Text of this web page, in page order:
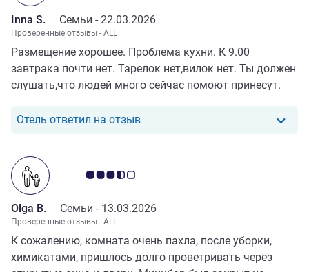
Inna S. Семьи - 22.03.2026
Проверенные отзывы - ALL
Размещение хорошее. Проблема кухни. К 9.00
завтрака почти нет. Тарелок нет,вилок нет. Ты должен
слушать,что людей много сейчас помоют принесут.
сейчас ешь что есть. Когда я потребовала вызвать
Отель ответил на отзывОтель ответил на отзыв от Inna
Примечание: отзывы клиентов 3.5/5
Olga B. Семьи - 13.03.2026
Проверенные отзывы - ALL
К сожалению, комната очень пахла, после уборки,
химикатами, пришлось долго проветривать через